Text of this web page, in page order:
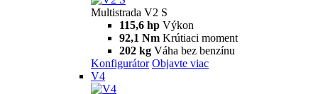
Multistrada V2 S
115,6 hp Výkon
92,1 Nm Krútiaci moment
202 kg Váha bez benzínu
Konfigurátor Objavte viac
V4